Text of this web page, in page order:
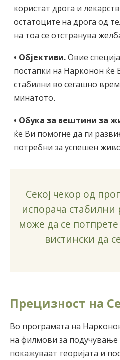
користат дрога и
остатоците на дрога од
на тоа се отстранува
• Објективи.Овие
постапки на Нарконон ќе
стабилни во сегашно
минатото.
• Обука за вештини за
ќе Ви помогне да ги
потребни за успешен
Секој чекор од
испорача стабилни
може да се
вистински да
Прецизност на
Во програмата на
на филмови за подучување
покажуваат теоријата и